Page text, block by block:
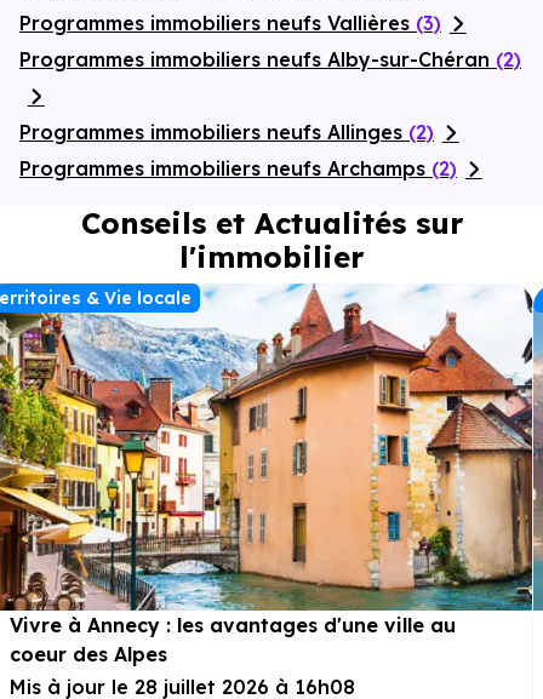
Programmes immobiliers neufs Vallières (3)
Programmes immobiliers neufs Alby-sur-Chéran (2)
Programmes immobiliers neufs Allinges (2)
Programmes immobiliers neufs Archamps (2)
Conseils et Actualités sur
l'immobilier
& Vie locale
Vivre à Annecy : les avantages d'une ville au
coeur des Alpes
Mis à jour le 28 juillet 2026 à 16h08